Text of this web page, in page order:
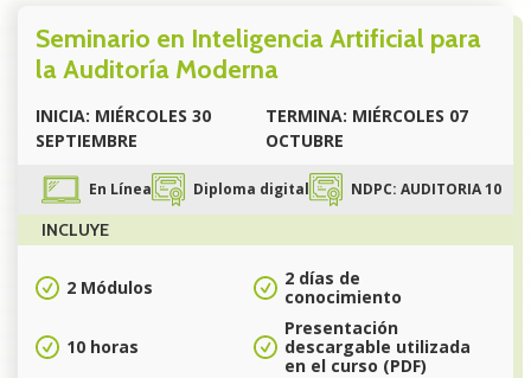
Seminario en Inteligencia Artificial para
la Auditoría Moderna
INICIA: MIÉRCOLES 30
SEPTIEMBRE
TERMINA: MIÉRCOLES 07
OCTUBRE
En Línea Diploma digital NDPC: AUDITORIA 10
INCLUYE
2 Módulos
2 días de
conocimiento
10 horas
Presentación
descargable utilizada
en el curso (PDF)